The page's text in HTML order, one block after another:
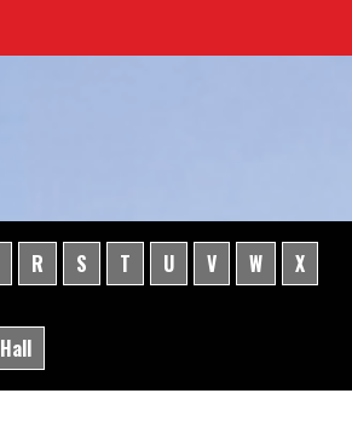
R S T U V W X
Hall